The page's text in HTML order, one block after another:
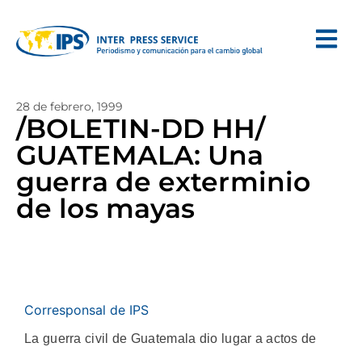
28 de febrero, 1999
/BOLETIN-DD HH/
GUATEMALA: Una
guerra de exterminio
de los mayas
Corresponsal de IPS
La guerra civil de Guatemala dio lugar a actos de